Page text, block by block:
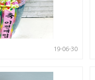
19-06-30